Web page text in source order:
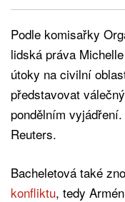
Podle komisařky
lidská práva
útoky na civilní
představovat
pondělním vyjádření.
Reuters.
Bacheletová také
konfliktu, tedy